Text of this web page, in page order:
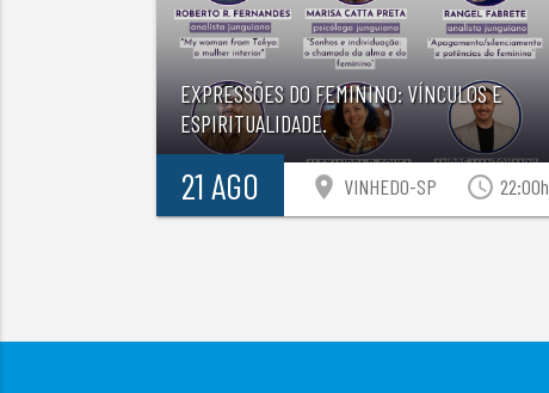
EXPRESSÕES DO FEMININO: VÍNCULOS E
ESPIRITUALIDADE.
21 AGO location_on VINHEDO-SP access_time 22:00h